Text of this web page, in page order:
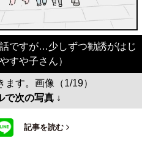
ですが…少しずつ勧誘がはじ
すや子さん）
ます。画像（1/19）
で次の写真 ↓
記事を読む